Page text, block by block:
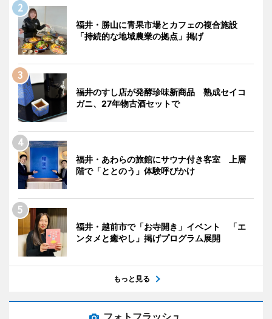
福井・勝山に青果市場とカフェの複合施設
「持続的な地域農業の拠点」掲げ
福井のすし店が発酵珍味新商品 熟成セイコ
ガニ、27年物古酒セットで
福井・あわらの旅館にサウナ付き客室 上層
階で「ととのう」体験呼びかけ
福井・越前市で「お寺開き」イベント 「エ
ンタメと癒やし」掲げプログラム展開
もっと見る
フォトフラッシュ